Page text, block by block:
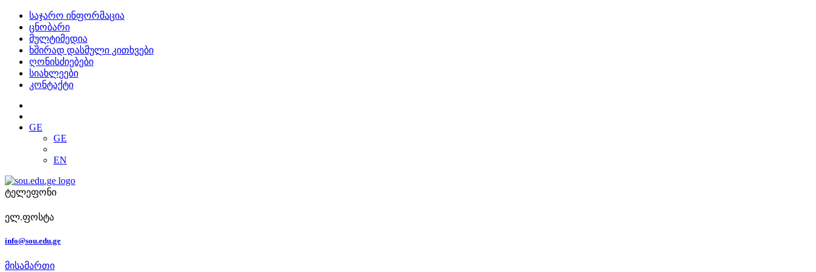
საჯარო ინფორმაცია
ცნობარი
მულტიმედია
ხშირად დასმული კითხვები
ღონისძიებები
სიახლეები
კონტაქტი
GE
GE
EN
ტელეფონი
ელ.ფოსტა
info@sou.edu.ge
მისამართი